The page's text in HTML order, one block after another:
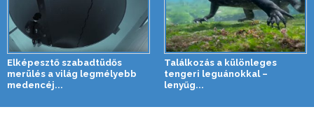
Elképesztő szabadtüdős
merülés a világ legmélyebb
medencéj...
Találkozás a különleges
tengeri leguánokkal –
lenyűg...